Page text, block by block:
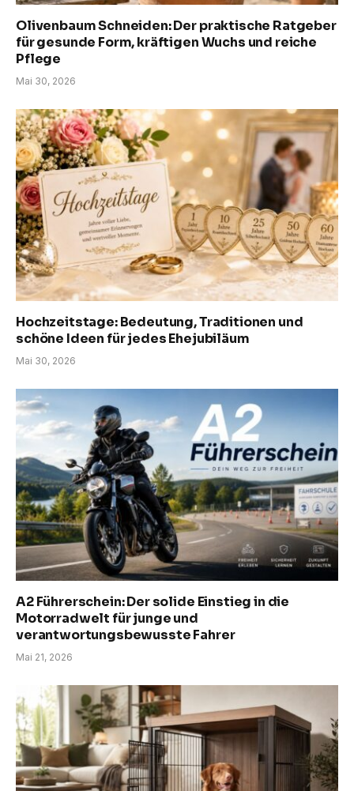
Olivenbaum Schneiden: Der praktische Ratgeber
für gesunde Form, kräftigen Wuchs und reiche
Pflege
Mai 30, 2026
Hochzeitstage: Bedeutung, Traditionen und
schöne Ideen für jedes Ehejubiläum
Mai 30, 2026
A2 Führerschein: Der solide Einstieg in die
Motorradwelt für junge und
verantwortungsbewusste Fahrer
Mai 21, 2026